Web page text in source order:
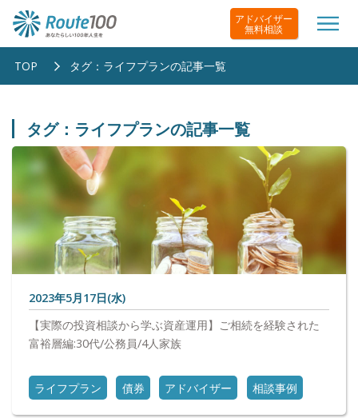
アドバイザー
無料相談
TOP タグ：ライフプランの記事一覧
タグ：ライフプランの記事一覧
2023年5月17日(水)
【実際の投資相談から学ぶ資産運用】ご相続を経験された
富裕層編:30代/公務員/4人家族
ライフプラン 債券 アドバイザー 相談事例